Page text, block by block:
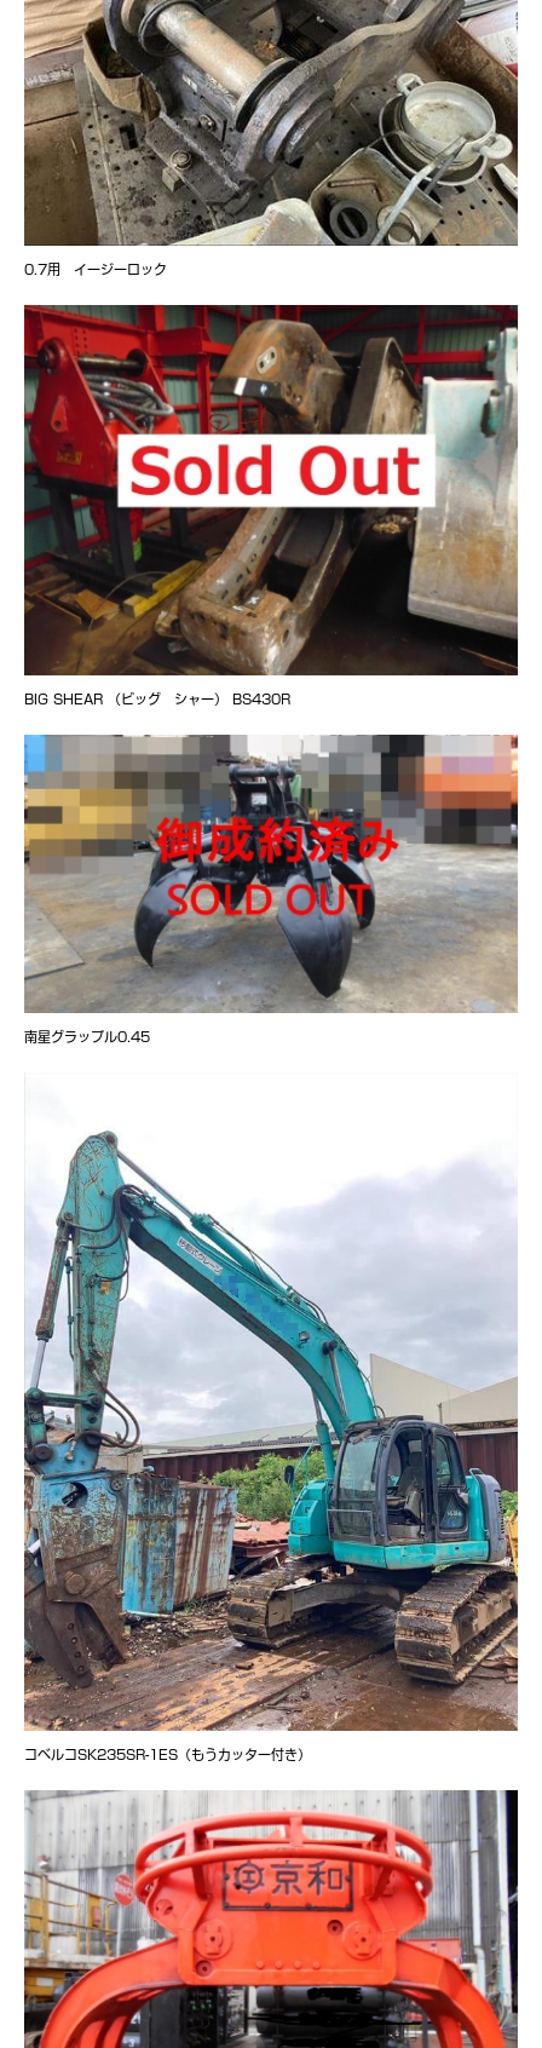
0.7用 イージーロック
BIG SHEAR （ビッグ シャー） BS430R
南星グラップル0.45
コベルコSK235SR-1ES（もうカッター付き）